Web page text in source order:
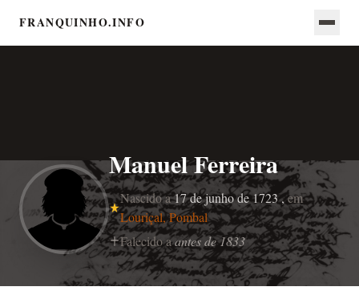
FRANQUINHO.INFO
Manuel Ferreira
Nascido a17 de junho de 1723 ,em
Louriçal, Pombal
Falecido aantes de 1833